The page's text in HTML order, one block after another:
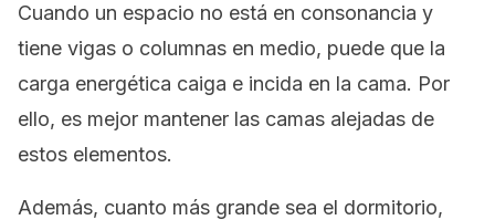
Cuando un espacio no está en consonancia y
tiene vigas o columnas en medio, puede que la
carga energética caiga e incida en la cama. Por
ello, es mejor mantener las camas alejadas de
estos elementos.
Además, cuanto más grande sea el dormitorio,